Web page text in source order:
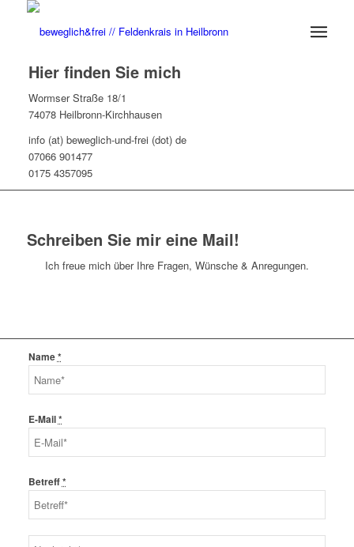
Hier finden Sie mich
Wormser Straße 18/1
74078 Heilbronn-Kirchhausen
info (at) beweglich-und-frei (dot) de
07066 901477
0175 4357095
Schreiben Sie mir eine Mail!
Ich freue mich über Ihre Fragen, Wünsche & Anregungen.
Name*
E-Mail*
Betreff*